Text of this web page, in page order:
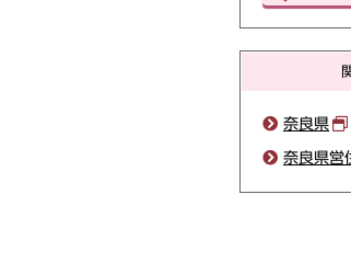
奈良県
奈良県営